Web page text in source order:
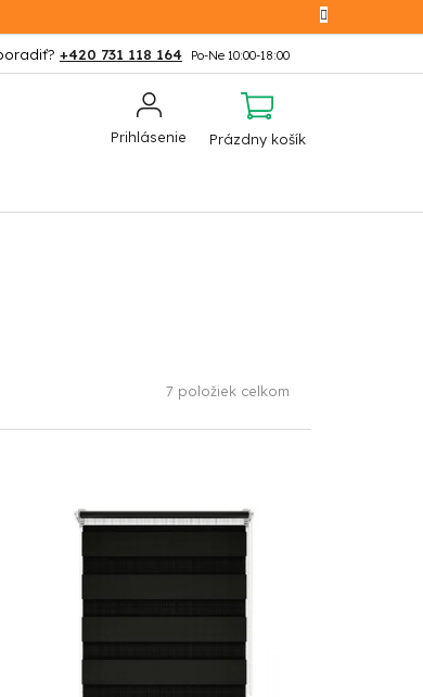
+420 731 118 164
Prihlásenie
NÁKUPNÝ
Prázdny košík
7 položiek celkom